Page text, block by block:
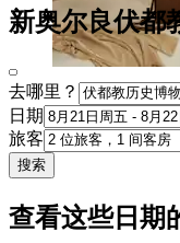
新奥尔良伏都
去哪里？
日期
旅客
搜索
查看这些日期